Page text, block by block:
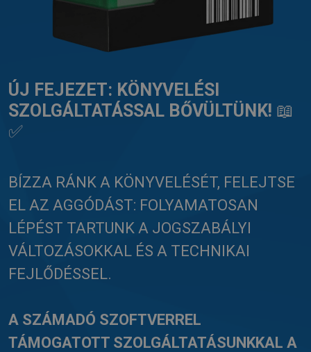
ÚJ FEJEZET: KÖNYVELÉSI
SZOLGÁLTATÁSSAL BŐVÜLTÜNK! 📖
✅
BÍZZA RÁNK A KÖNYVELÉSÉT, FELEJTSE
EL AZ AGGÓDÁST: FOLYAMATOSAN
LÉPÉST TARTUNK A JOGSZABÁLYI
VÁLTOZÁSOKKAL ÉS A TECHNIKAI
FEJLŐDÉSSEL.
A SZÁMADÓ SZOFTVERREL
TÁMOGATOTT SZOLGÁLTATÁSUNKKAL A